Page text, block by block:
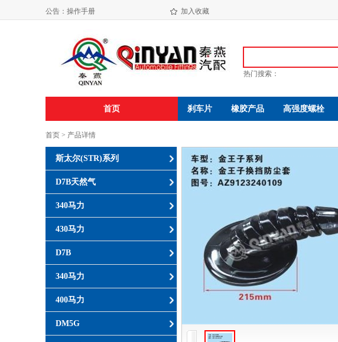
公告： 操作手册
海盐振达汽配有限公司年产650万件发动机减震垫易地技改项目环境影响报告书( 报 批 稿 )
加入收藏
热门搜索：
首页 刹车片 橡胶产品 高强度螺栓
首页 > 产品详情
斯太尔(STR)系列
D7B天然气
340马力
430马力
D7B
340马力
400马力
DM5G